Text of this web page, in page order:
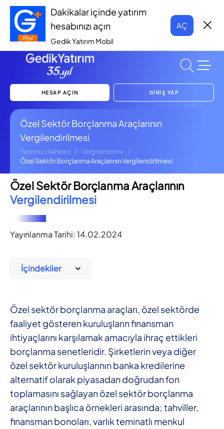
Dakikalar içinde yatırım
hesabınızı açın
Gedik Yatırım Mobil
AÇ
HESAP AÇIN GİRİŞ YAP
Özel Sektör Borçlanma Araçlarının
Vergilendirilmesi
Yatırımcı Rehberi
Vergilendirme
Özel Sektör Borçlanma Araçlarının Vergilendirilmesi
Özel Sektör Borçlanma Araçlarının
Vergilendirilmesi
Yayınlanma Tarihi: 14.02.2024
İçindekiler
Özel sektör borçlanma araçları, özel sektörde
faaliyet gösteren kuruluşların finansman
ihtiyaçlarını karşılamak amacıyla ihraç ettikleri
borçlanma senetleridir. Şirketlerin veya diğer
özel sektör kuruluşlarının banka kredilerine
alternatif olarak piyasadan doğrudan fon
toplamasını sağlayan özel sektör borçlanma
araçlarının başlıca örnekleri arasında; tahviller,
finansman bonoları, varlık teminatlı menkul